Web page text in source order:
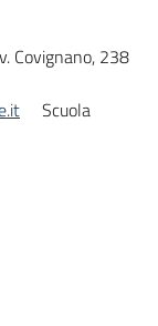
Covignano, 238
Scuola